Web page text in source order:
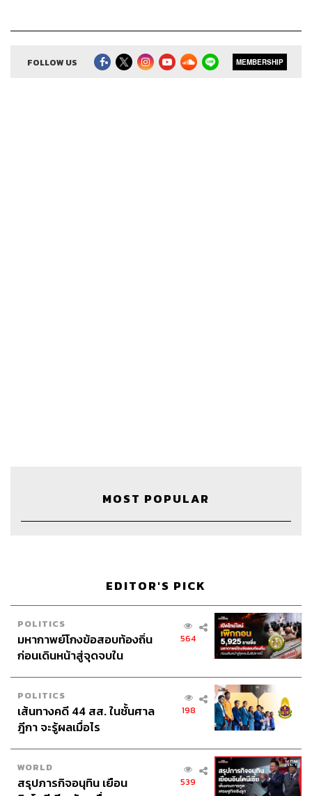
ผ่านแอปพลิเคชันต่างๆ ที่คุณสะดวกหรือใช้อยู่แล้วได้เลย
Credits
Show Creator นครินทร์ วนกิจไพบูลย์
The Secret Sauce Managerปวริศา ตั้งตุลานนท์
Producerภัทรพร บุญนำอุดม
Content Creatorชาคร ฉายเพชร, ธนภาคย์ อิทธิชัยพล,
ภัทรสุดา บุญญศรี
Video Editorวุฒิชัย ถิระบัญชาศักดิ์
Sound Designer & Engineer
กฤตพล จียะเกียรติ
Sound Recording Engineer
ขจีพรรณ วิจิตรรัตน์
FOLLOW US MEMBERSHIP
MOST POPULAR
EDITOR'S PICK
POLITICS
มหากาพย์โกงข้อสอบท้องถิ่น
ก่อนเดินหน้าสู่จุดจบใน
564
POLITICS
เส้นทางคดี 44 สส. ในชั้นศาล
ฎีกา จะรู้ผลเมื่อไร
198
WORLD
สรุปภารกิจอนุทิน เยือน
539